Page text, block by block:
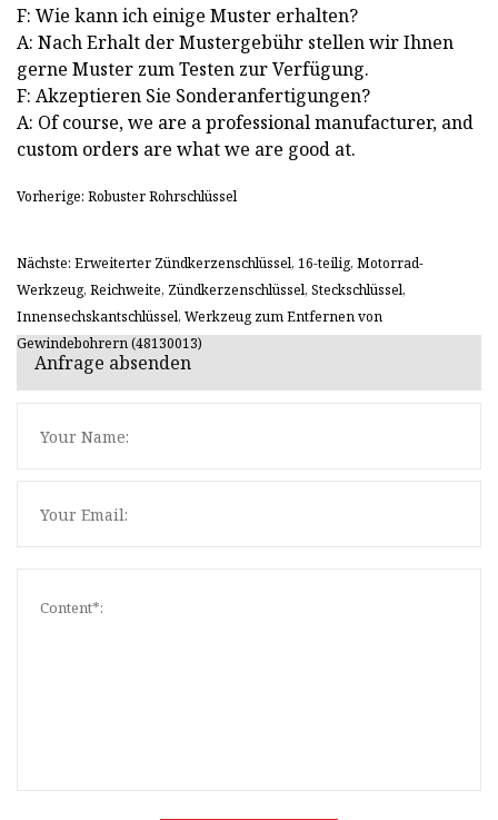
F: Wie kann ich einige Muster erhalten?
A: Nach Erhalt der Mustergebühr stellen wir Ihnen
gerne Muster zum Testen zur Verfügung.
F: Akzeptieren Sie Sonderanfertigungen?
A: Of course, we are a professional manufacturer, and
custom orders are what we are good at.
Vorherige: Robuster Rohrschlüssel
Nächste: Erweiterter Zündkerzenschlüssel, 16-teilig, Motorrad-
Werkzeug, Reichweite, Zündkerzenschlüssel, Steckschlüssel,
Innensechskantschlüssel, Werkzeug zum Entfernen von
Gewindebohrern (48130013)
Anfrage absenden